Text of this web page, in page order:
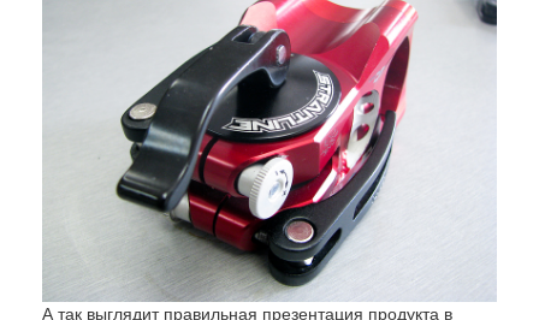
А так выглядит правильная презентация продукта в